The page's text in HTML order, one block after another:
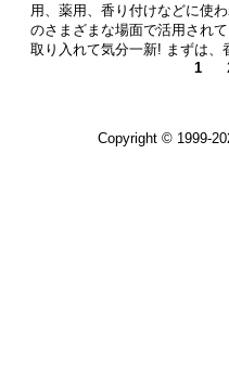
用、薬用、香り付けなどに使
のさまざまな場面で活用され
取り入れて気分一新! まずは
1
Copyright © 1999-